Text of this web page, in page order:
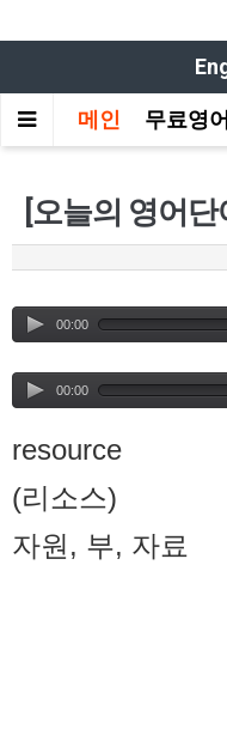
메인 무료영
[오늘의 영어
00:00
00:00
resource
(리소스)
자원, 부, 자료